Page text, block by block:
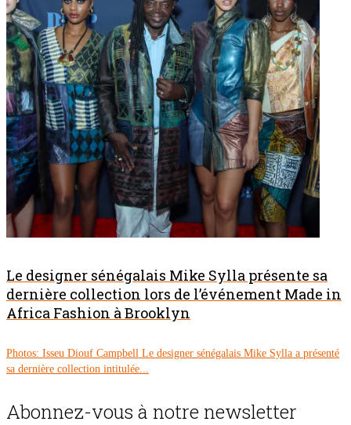
Le designer sénégalais Mike Sylla présente sa
dernière collection lors de l’événement Made in
Africa Fashion à Brooklyn
Photos: Isseu Diouf Campbell Le designer sénégalais Mike Sylla a présenté
sa dernière collection intitulée...
Abonnez-vous à notre newsletter